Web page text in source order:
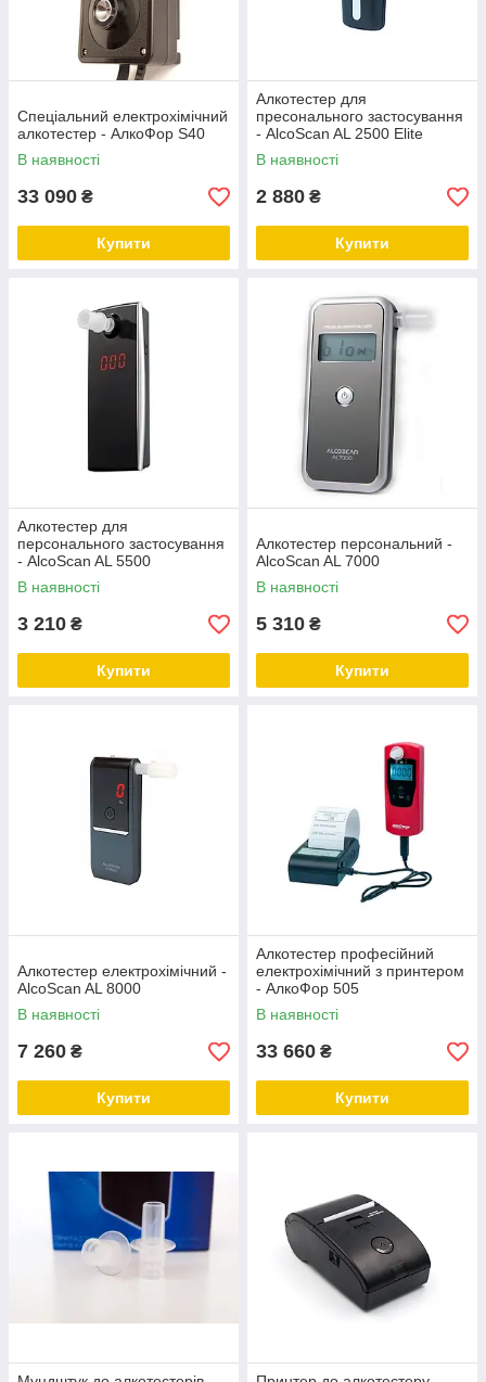
Спеціальний електрохімічний
алкотестер - АлкоФор S40
В наявності
33 090 ₴
Купити
Алкотестер для
пресонального застосування
- AlcoScan AL 2500 Elite
В наявності
2 880 ₴
Купити
Алкотестер для
персонального застосування
- AlcoScan AL 5500
В наявності
3 210 ₴
Купити
Алкотестер персональний -
AlcoScan AL 7000
В наявності
5 310 ₴
Купити
Алкотестер електрохімічний -
AlcoScan AL 8000
В наявності
7 260 ₴
Купити
Алкотестер професійний
електрохімічний з принтером
- АлкоФор 505
В наявності
33 660 ₴
Купити